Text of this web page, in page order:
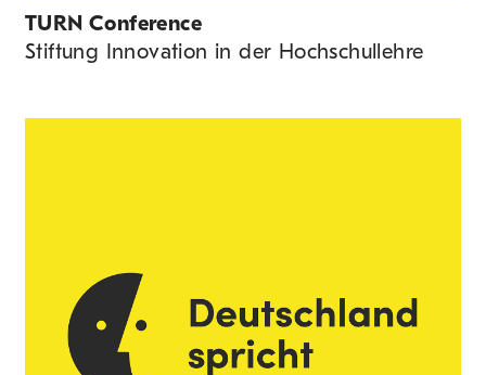
TURN Conference
Stiftung Innovation in der Hochschullehre